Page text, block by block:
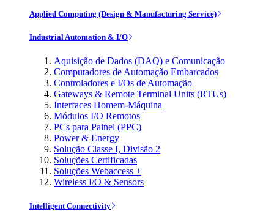
Applied Computing (Design & Manufacturing Service)
Industrial Automation & I/O
Aquisição de Dados (DAQ) e Comunicação
Computadores de Automação Embarcados
Controladores e I/Os de Automação
Gateways & Remote Terminal Units (RTUs)
Interfaces Homem-Máquina
Módulos I/O Remotos
PCs para Painel (PPC)
Power & Energy
Solução Classe I, Divisão 2
Soluções Certificadas
Soluções Webaccess +
Wireless I/O & Sensors
Intelligent Connectivity